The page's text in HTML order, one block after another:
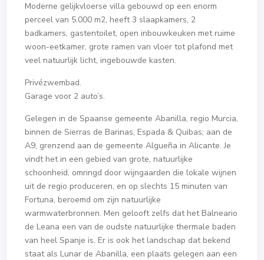
Moderne gelijkvloerse villa gebouwd op een enorm
perceel van 5.000 m2, heeft 3 slaapkamers, 2
badkamers, gastentoilet, open inbouwkeuken met ruime
woon-eetkamer, grote ramen van vloer tot plafond met
veel natuurlijk licht, ingebouwde kasten.
Privézwembad.
Garage voor 2 auto’s.
Gelegen in de Spaanse gemeente Abanilla, regio Murcia,
binnen de Sierras de Barinas, Espada & Quibas; aan de
A9, grenzend aan de gemeente Algueña in Alicante. Je
vindt het in een gebied van grote, natuurlijke
schoonheid, omringd door wijngaarden die lokale wijnen
uit de regio produceren, en op slechts 15 minuten van
Fortuna, beroemd om zijn natuurlijke
warmwaterbronnen. Men gelooft zelfs dat het Balneario
de Leana een van de oudste natuurlijke thermale baden
van heel Spanje is. Er is ook het landschap dat bekend
staat als Lunar de Abanilla, een plaats gelegen aan een